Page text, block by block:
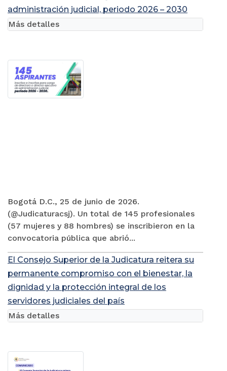
administración judicial, periodo 2026 – 2030
Bogotá D.C., 25 de junio de 2026.
(@Judicaturacsj). Un total de 145 profesionales
(57 mujeres y 88 hombres) se inscribieron en la
convocatoria pública que abrió...
Más detalles
El Consejo Superior de la Judicatura reitera su
permanente compromiso con el bienestar, la
dignidad y la protección integral de los
servidores judiciales del país
Más detalles